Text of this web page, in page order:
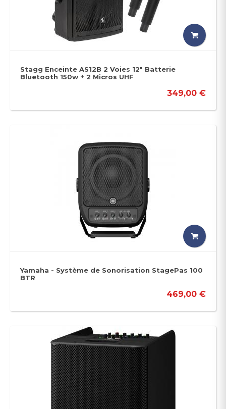
Stagg Enceinte AS12B 2 Voies 12" Batterie
Bluetooth 150w + 2 Micros UHF
349,00 €
Yamaha - Système de Sonorisation StagePas 100
BTR
469,00 €